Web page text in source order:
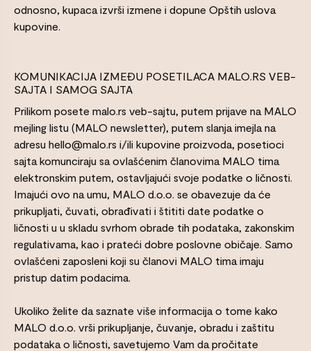
odnosno, kupaca izvrši izmene i dopune Opštih uslova
kupovine.
KOMUNIKACIJA IZMEĐU POSETILACA MALO.RS VEB-
SAJTA I SAMOG SAJTA
Prilikom posete malo.rs veb-sajtu, putem prijave na MALO
mejling listu (MALO newsletter), putem slanja imejla na
adresu hello@malo.rs i/ili kupovine proizvoda, posetioci
sajta komunciraju sa ovlašćenim članovima MALO tima
elektronskim putem, ostavljajući svoje podatke o ličnosti.
Imajući ovo na umu, MALO d.o.o. se obavezuje da će
prikupljati, čuvati, obrađivati i štititi date podatke o
ličnosti u u skladu svrhom obrade tih podataka, zakonskim
regulativama, kao i prateći dobre poslovne običaje. Samo
ovlašćeni zaposleni koji su članovi MALO tima imaju
pristup datim podacima.
Ukoliko želite da saznate više informacija o tome kako
MALO d.o.o. vrši prikupljanje, čuvanje, obradu i zaštitu
podataka o ličnosti, savetujemo Vam da pročitate